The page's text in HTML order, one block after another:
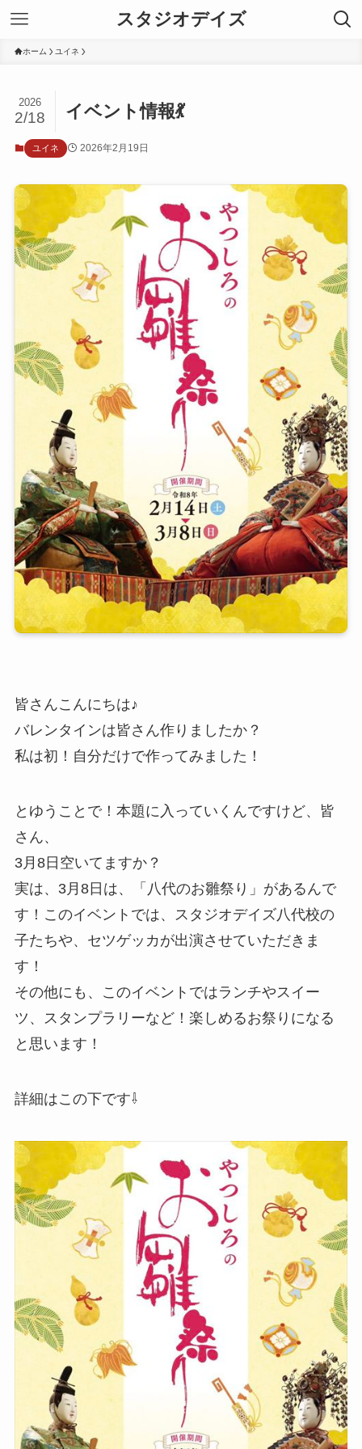
スタジオデイズ
ホーム ユイネ
イベント情報💃
2026
2/18
ユイネ 2026年2月19日
皆さんこんにちは♪
バレンタインは皆さん作りましたか？
私は初！自分だけで作ってみました！
とゆうことで！本題に入っていくんですけど、皆
さん、
3月8日空いてますか？
実は、3月8日は、「八代のお雛祭り」があるんで
す！このイベントでは、スタジオデイズ八代校の
子たちや、セツゲッカが出演させていただきま
す！
その他にも、このイベントではランチやスイー
ツ、スタンプラリーなど！楽しめるお祭りになる
と思います！
詳細はこの下です⇩